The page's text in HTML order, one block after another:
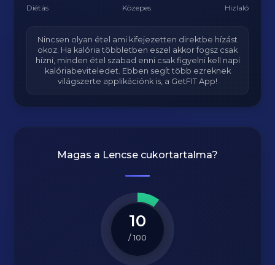
Diétás Közepes Hizlaló
Nincsen olyan étel ami kifejezetten direktbe hízást
okoz. Ha kalória többletben eszel akkor fogsz csak
hízni, minden étel szabad enni csak figyelni kell napi
kalóriabeviteledet. Ebben segít több ezreknek
világszerte applikációnk is, a GetFIT App!
Magas a Lencse cukortartalma?
10
/ 100